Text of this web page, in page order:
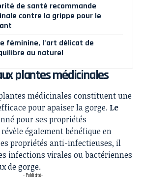
de santé recommande
contre la grippe pour le
féminine, l’art délicat de
au naturel
plantes médicinales
médicinales constituent une
pour apaiser la gorge. Le
pour ses propriétés
également bénéfique en
propriétés anti-infectieuses, il
infections virales ou bactériennes
de gorge.
- Publicité -